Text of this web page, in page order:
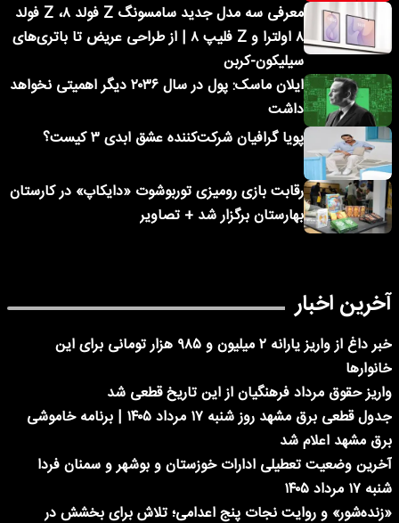
معرفی سه مدل جدید سامسونگ Z فولد ۸، Z فولد
۸ اولترا و Z فلیپ ۸ | از طراحی عریض تا باتری‌های
سیلیکون-کربن
ایلان ماسک: پول در سال ۲۰۳۶ دیگر اهمیتی نخواهد
داشت
پویا گرافیان شرکت‌کننده عشق ابدی ۳ کیست؟
رقابت بازی رومیزی توربوشوت «دایکاپ» در کارستان
بهارستان برگزار شد + تصاویر
آخرین اخبار
خبر داغ از واریز یارانه ۲ میلیون و ۹۸۵ هزار تومانی برای این
خانوارها
واریز حقوق مرداد فرهنگیان از این تاریخ قطعی شد
جدول قطعی برق مشهد روز شنبه ۱۷ مرداد ۱۴۰۵ | برنامه خاموشی
برق مشهد اعلام شد
آخرین وضعیت تعطیلی ادارات خوزستان و بوشهر و سمنان فردا
شنبه ۱۷ مرداد ۱۴۰۵
«زنده‌شور» و روایت نجات پنج اعدامی؛ تلاش برای بخشش در